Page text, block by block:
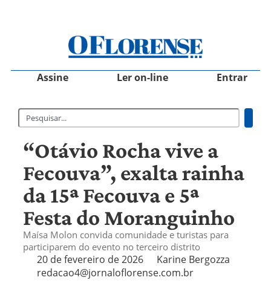
Assine Ler on-line Entrar
“Otávio Rocha vive a
Fecouva”, exalta rainha
da 15ª Fecouva e 5ª
Festa do Moranguinho
Maísa Molon convida comunidade e turistas para
participarem do evento no terceiro distrito
20 de fevereiro de 2026
Karine Bergozza
redacao4@jornaloflorense.com.br